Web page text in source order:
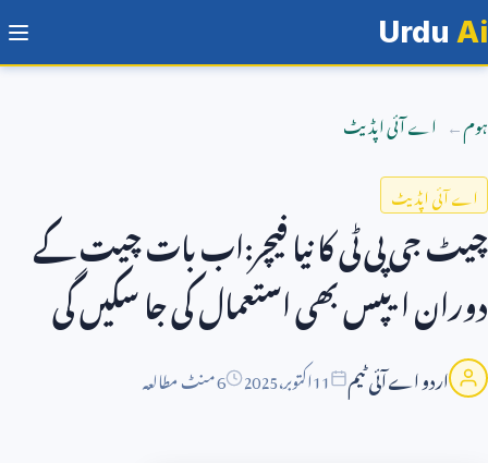
Urdu Ai
ہوم اے آئی اپڈیٹ
اے آئی اپڈیٹ
چیٹ جی پی ٹی کا نیا فیچر:اب بات چیت کے
دوران ایپس بھی استعمال کی جا سکیں گی
اردو اے آئی ٹیم 11اکتوبر،2025 6 منٹ مطالعہ